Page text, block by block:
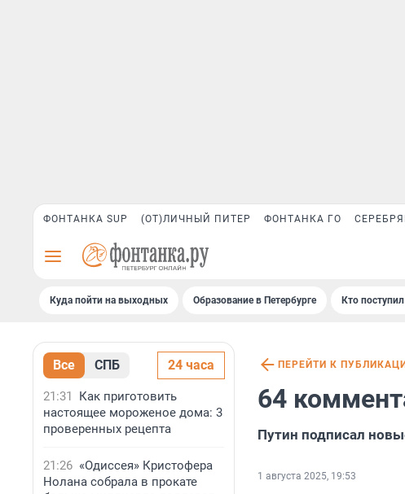
ФОНТАНКА SUP (ОТ)ЛИЧНЫЙ ПИТЕР ФОНТАНКА ГО
Куда пойти на выходных Образование в Петербурге Кто
Все СПБ 24 часа
21:31
Как приготовить
настоящее мороженое дома: 3
проверенных рецепта
21:26 «Одиссея» Кристофера
Нолана собрала в прокате
ПЕРЕЙТИ К
64
Путин подписал
1 августа 2025, 19:53